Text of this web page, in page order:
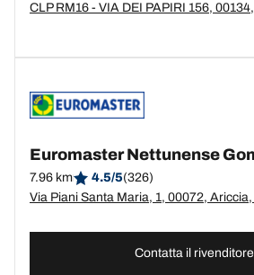
Euromaster Nettunense
7.96 km 4.5/5(326)
Via Piani Santa Maria, 1, 00072,
Contatta il rivenditore